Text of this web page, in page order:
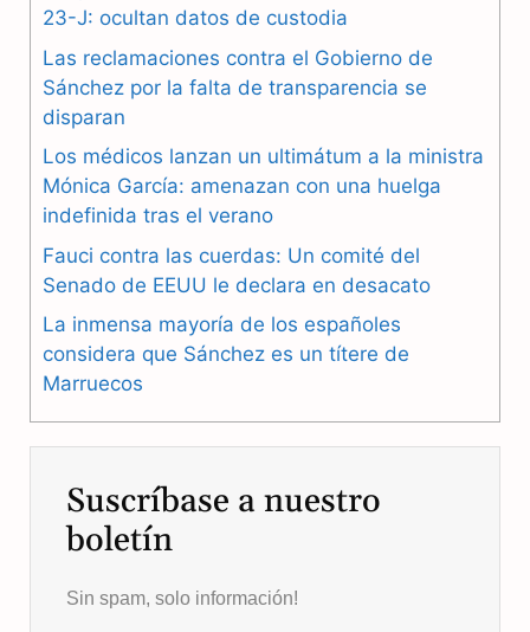
c
e
b
o
o
k
l
e
r
a
m
a
t
A
p
p
23-J: ocultan datos de custodia
Las reclamaciones contra el Gobierno de
Sánchez por la falta de transparencia se
disparan
Los médicos lanzan un ultimátum a la ministra
Mónica García: amenazan con una huelga
indefinida tras el verano
Fauci contra las cuerdas: Un comité del
Senado de EEUU le declara en desacato
La inmensa mayoría de los españoles
considera que Sánchez es un títere de
Marruecos
Suscríbase a nuestro
boletín
Sin spam, solo información!